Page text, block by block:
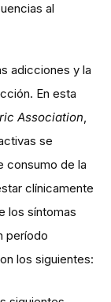
al
adicciones y la
En esta
Association,
se
consumo de la
clínicamente
los síntomas
período
los siguientes: